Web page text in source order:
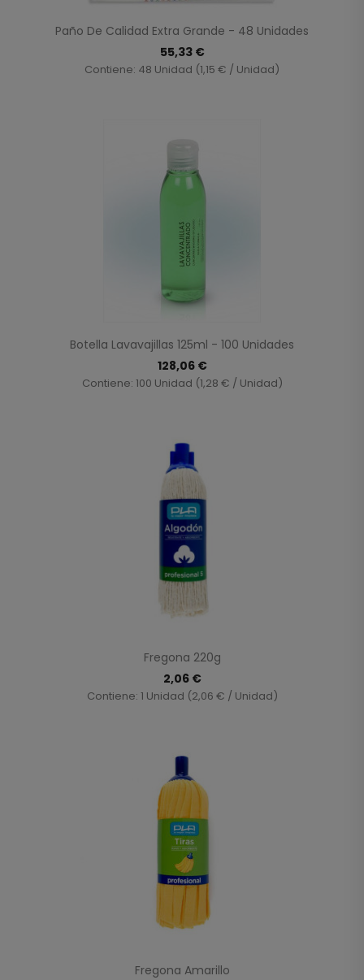
Paño De Calidad Extra Grande - 48 Unidades
55,33 €
Contiene: 48 Unidad (1,15 € / Unidad)
Botella Lavavajillas 125ml - 100 Unidades
128,06 €
Contiene: 100 Unidad (1,28 € / Unidad)
Fregona 220g
2,06 €
Contiene: 1 Unidad (2,06 € / Unidad)
Fregona Amarillo